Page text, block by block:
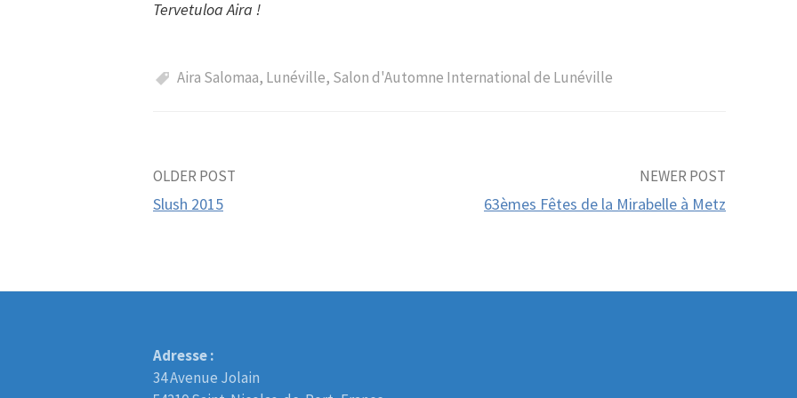
Tervetuloa Aira !
Aira Salomaa, Lunéville, Salon d'Automne International de Lunéville
Post
OLDER POST
Slush 2015
NEWER POST
63èmes Fêtes de la Mirabelle à Metz
Adresse :
34 Avenue Jolain